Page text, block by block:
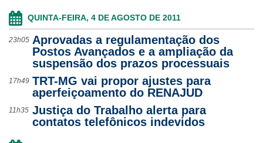
QUINTA-FEIRA, 4 DE AGOSTO DE 2011
23h05 Aprovadas a regulamentação dos
Postos Avançados e a ampliação da
suspensão dos prazos processuais
17h49 TRT-MG vai propor ajustes para
aperfeiçoamento do RENAJUD
11h35 Justiça do Trabalho alerta para
contatos telefônicos indevidos